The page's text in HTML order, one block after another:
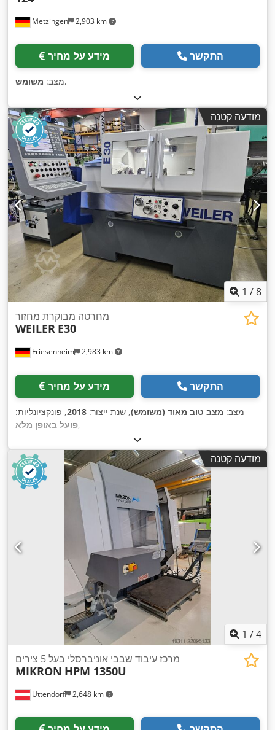
Metzingen 2,903 km
מידע על מחיר התקשר
מצב: משומש ,
מודעה קטנה
1 /8
Friesenheim 2,983 km
מחרטה מבוקרת מחזור
WEILER E30
מידע על מחיר התקשר
מצב: מצב טוב מאוד (משומש), שנת ייצור: 2018, פונקציונליות:
פועל באופן מלא,
מודעה קטנה
1 /4
Uttendorf 2,648 km
מרכז עיבוד שבבי אוניברסלי בעל 5 צירים
MIKRON HPM 1350U